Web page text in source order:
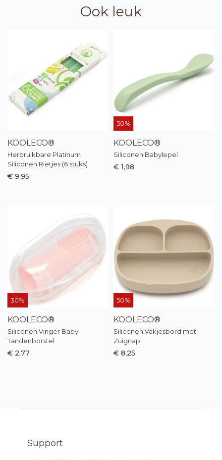
Ook leuk
KOOLECO®
Herbruikbare Platinum
Siliconen Rietjes (6 stuks)
€ 9,95
50%
KOOLECO®
Siliconen Babylepel
€ 1,98
30%
KOOLECO®
Siliconen Vinger Baby
Tandenborstel
€ 2,77
50%
KOOLECO®
Siliconen Vakjesbord met
Zuignap
€ 8,25
Support